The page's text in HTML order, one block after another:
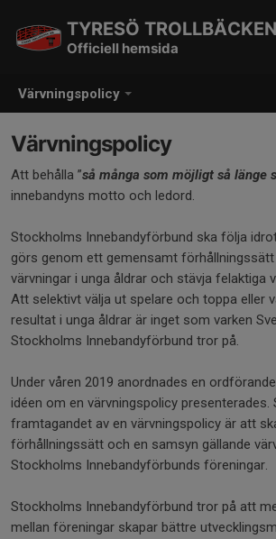
Värvningspolicy
TYRESÖ
Officiell hemsida
Värvningspolicy
Att behålla ”så många som möjligt så länge
innebandyns motto och ledord.
Stockholms Innebandyförbund ska följa
görs genom ett gemensamt
värvningar i unga åldrar och stävja felaktiga
Att selektivt välja ut spelare och toppa eller
resultat i unga åldrar är inget som varken
Stockholms Innebandyförbund tror på.
Under våren 2019 anordnades en
idéen om en värvningspolicy presenterades.
framtagandet av en värvningspolicy är att
förhållningssätt och en samsyn gällande
Stockholms Innebandyförbunds föreningar.
Stockholms Innebandyförbund tror på att
mellan föreningar skapar bättre